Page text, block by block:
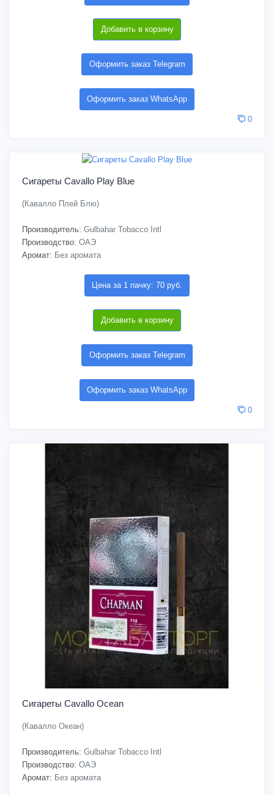
Добавить в корзину
Оформить заказ Telegram
Оформить заказ WhatsApp
0
Сигареты Cavallo Play Blue
(Кавалло Плей Блю)
Производитель: Gulbahar Tobacco Intl
Производство: ОАЭ
Аромат: Без аромата
Цена за 1 пачку: 70 руб.
Добавить в корзину
Оформить заказ Telegram
Оформить заказ WhatsApp
0
Сигареты Cavallo Ocean
(Кавалло Океан)
Производитель: Gulbahar Tobacco Intl
Производство: ОАЭ
Аромат: Без аромата